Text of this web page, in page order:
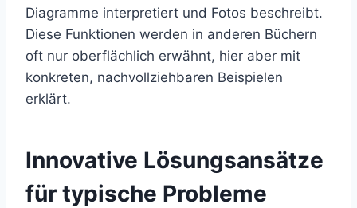
Diagramme interpretiert und Fotos beschreibt.
Diese Funktionen werden in anderen Büchern
oft nur oberflächlich erwähnt, hier aber mit
konkreten, nachvollziehbaren Beispielen
erklärt.
Innovative Lösungsansätze
für typische Probleme